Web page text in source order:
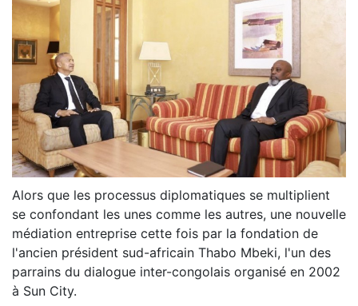
Alors que les processus diplomatiques se multiplient
se confondant les unes comme les autres, une nouvelle
médiation entreprise cette fois par la fondation de
l'ancien président sud-africain Thabo Mbeki, l'un des
parrains du dialogue inter-congolais organisé en 2002
à Sun City.